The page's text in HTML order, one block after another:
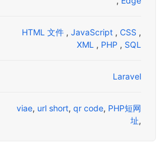
HTML 文件 , JavaScript , CSS ,
XML , PHP , SQL
Laravel
viae, url short, qr code, PHP短网
址,